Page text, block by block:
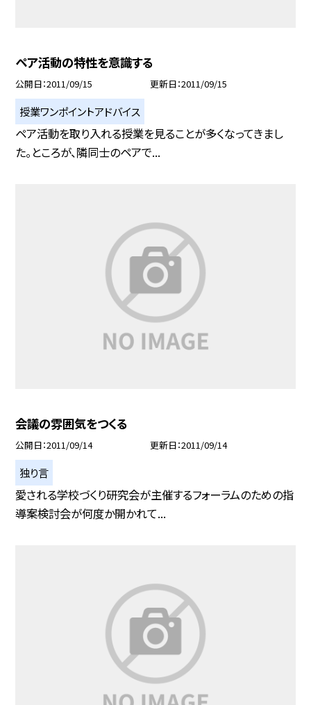
ペア活動の特性を意識する
公開日 2011/09/15 更新日 2011/09/15
授業ワンポイントアドバイス
ペア活動を取り入れる授業を見ることが多くなってきまし
た。ところが、隣同士のペアで...
会議の雰囲気をつくる
公開日 2011/09/14 更新日 2011/09/14
独り言
愛される学校づくり研究会が主催するフォーラムのための指
導案検討会が何度か開かれて...